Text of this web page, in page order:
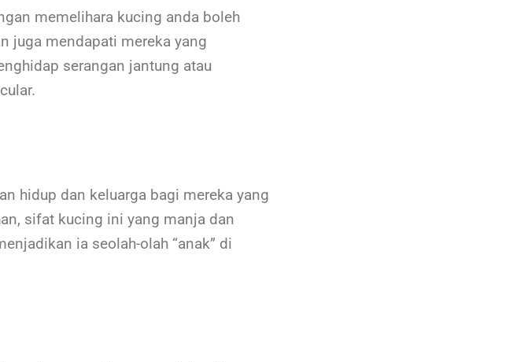
memelihara kucing anda boleh
juga mendapati mereka yang
serangan jantung atau
hidup dan keluarga bagi mereka yang
sifat kucing ini yang manja dan
ia seolah-olah “anak” di